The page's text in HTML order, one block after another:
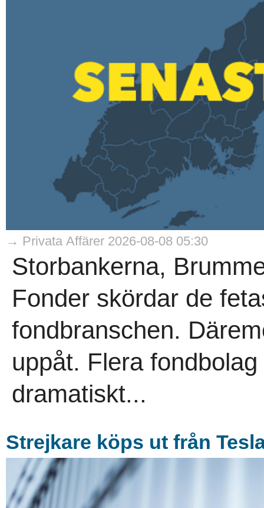
→ Privata Affärer 2026-08-08 05:30
Storbankerna,
Fonder skördar de
fondbranschen.
uppåt. Flera
dramatiskt...
Strejkare köps ut från